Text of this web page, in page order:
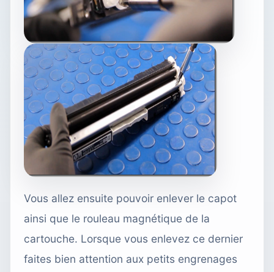
Vous allez ensuite pouvoir enlever le capot
ainsi que le rouleau magnétique de la
cartouche. Lorsque vous enlevez ce dernier
faites bien attention aux petits engrenages